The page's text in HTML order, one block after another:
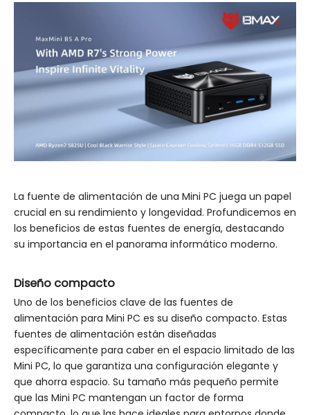
La fuente de alimentación de una Mini PC juega un papel
crucial en su rendimiento y longevidad. Profundicemos en
los beneficios de estas fuentes de energía, destacando
su importancia en el panorama informático moderno.
Diseño compacto
Uno de los beneficios clave de las fuentes de
alimentación para Mini PC es su diseño compacto. Estas
fuentes de alimentación están diseñadas
específicamente para caber en el espacio limitado de las
Mini PC, lo que garantiza una configuración elegante y
que ahorra espacio. Su tamaño más pequeño permite
que las Mini PC mantengan un factor de forma